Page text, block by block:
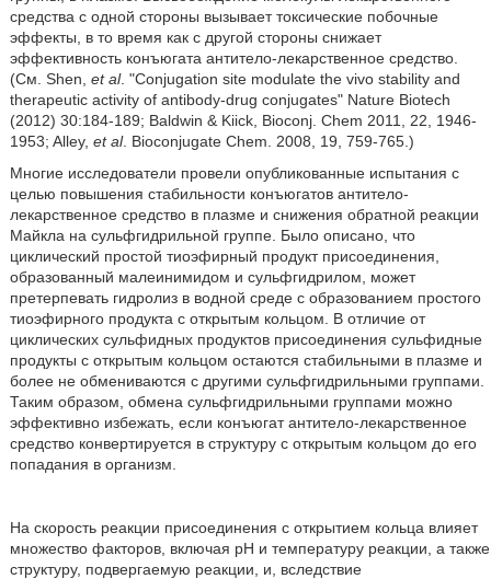
средства с одной стороны вызывает токсические побочные
эффекты, в то время как с другой стороны снижает
эффективность конъюгата антитело-лекарственное средство.
(См. Shen, et al. "Conjugation site modulate the vivo stability and
therapeutic activity of antibody-drug conjugates" Nature Biotech
(2012) 30:184-189; Baldwin & Kiick, Bioconj. Chem 2011, 22, 1946-
1953; Alley, et al. Bioconjugate Chem. 2008, 19, 759-765.)
Многие исследователи провели опубликованные испытания с
целью повышения стабильности конъюгатов антитело-
лекарственное средство в плазме и снижения обратной реакции
Майкла на сульфгидрильной группе. Было описано, что
циклический простой тиоэфирный продукт присоединения,
образованный малеинимидом и сульфгидрилом, может
претерпевать гидролиз в водной среде с образованием простого
тиоэфирного продукта с открытым кольцом. В отличие от
циклических сульфидных продуктов присоединения сульфидные
продукты с открытым кольцом остаются стабильными в плазме и
более не обмениваются с другими сульфгидрильными группами.
Таким образом, обмена сульфгидрильными группами можно
эффективно избежать, если конъюгат антитело-лекарственное
средство конвертируется в структуру с открытым кольцом до его
попадания в организм.
На скорость реакции присоединения с открытием кольца влияет
множество факторов, включая pH и температуру реакции, а также
структуру, подвергаемую реакции, и, вследствие